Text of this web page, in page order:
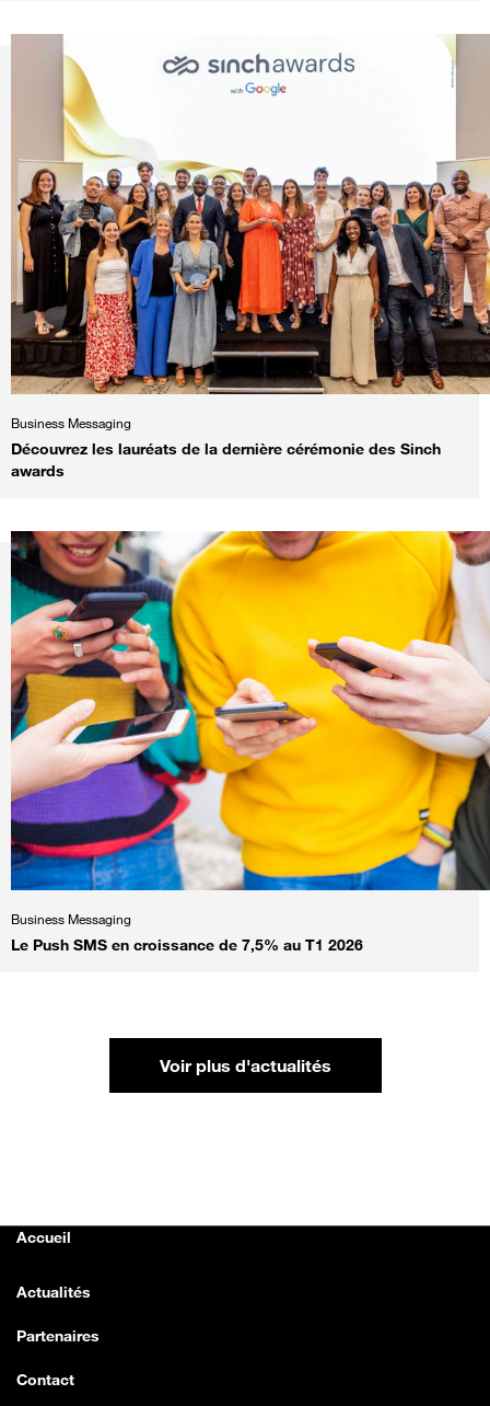
Business Messaging
Découvrez les lauréats de la dernière cérémonie des Sinch
awards
Business Messaging
Le Push SMS en croissance de 7,5% au T1 2026
Voir plus d'actualités
Accueil
Actualités
Partenaires
Contact